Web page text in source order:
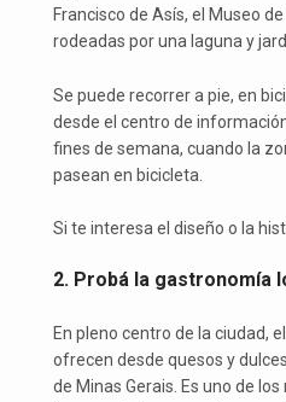
Francisco de Asís, el Museo
rodeadas por una laguna y
Se puede recorrer a pie, en
desde el centro de
fines de semana, cuando la
pasean en bicicleta.
Si te interesa el diseño o la
2. Probá la gastronomía
En pleno centro de la ciudad,
ofrecen desde quesos y
de Minas Gerais. Es uno de